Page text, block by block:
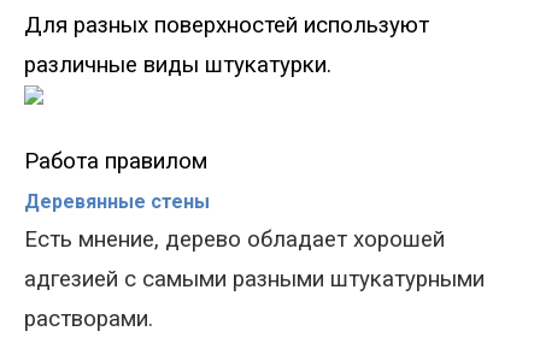
Для разных поверхностей используют
различные виды штукатурки.
Работа правилом
Деревянные стены
Есть мнение, дерево обладает хорошей
адгезией с самыми разными штукатурными
растворами.